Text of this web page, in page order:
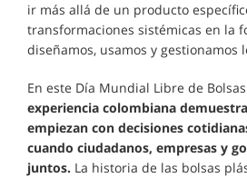
ir más allá de un producto
transformaciones sistémicas en la
diseñamos, usamos y gestionamos
En este Día Mundial Libre de
experiencia colombiana
empiezan con decisiones
cuando ciudadanos, empresas y
juntos. La historia de las bolsas